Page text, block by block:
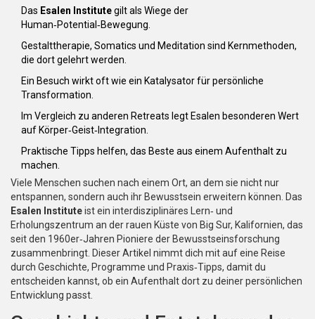
Das Esalen Institutegilt als Wiege der
Human‑Potential‑Bewegung.
Gestalttherapie, Somatics und Meditation sind Kernmethoden,
die dort gelehrt werden.
Ein Besuch wirkt oft wie ein Katalysator für persönliche
Transformation.
Im Vergleich zu anderen Retreats legt Esalen besonderen Wert
auf Körper‑Geist‑Integration.
Praktische Tipps helfen, das Beste aus einem Aufenthalt zu
machen.
Viele Menschen suchen nach einem Ort, an dem sie nicht nur
entspannen, sondern auch ihr Bewusstsein erweitern können. Das
Esalen Instituteistein interdisziplinäres Lern‑ und
Erholungszentrum an der rauen Küste von Big Sur, Kalifornien, das
seit den 1960er‑Jahren Pioniere der Bewusstseinsforschung
zusammenbringt . Dieser Artikel nimmt dich mit auf eine Reise
durch Geschichte, Programme und Praxis‑Tipps, damit du
entscheiden kannst, ob ein Aufenthalt dort zu deiner persönlichen
Entwicklung passt.